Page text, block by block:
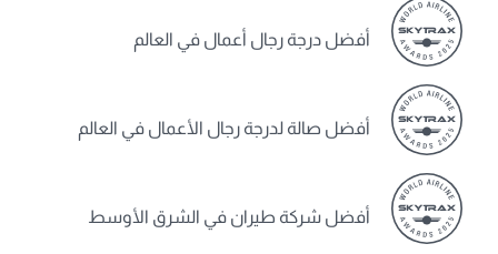
أفضل درجة رجال أعمال في العالم
أفضل صالة لدرجة رجال الأعمال في العالم
أفضل شركة طيران في الشرق الأوسط